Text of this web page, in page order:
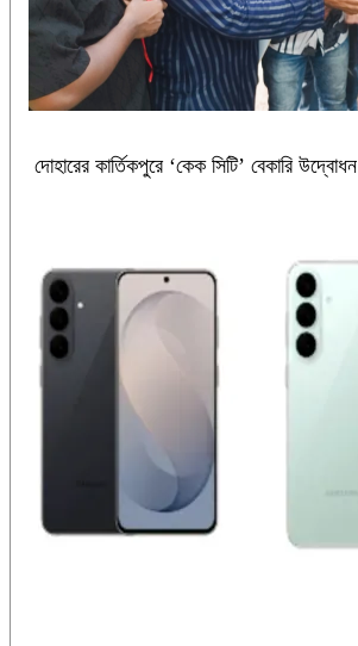
দোহারের কার্তিকপুরে ‘কেক সিটি’ বেকারি উদ্বোধন